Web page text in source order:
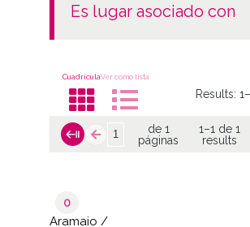
es lugar asociado con
CuadrículaVer como lista
Results:
de 1
páginas
1–1 de 1
results
0
Aramaio /